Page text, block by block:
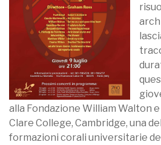
alla Fondazione William Walton
Clare College, Cambridge, una
formazioni corali universitarie